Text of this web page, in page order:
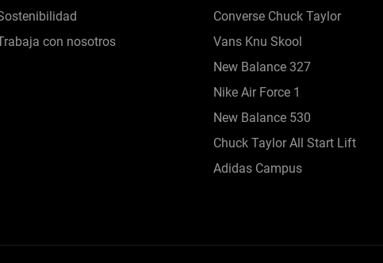
con nosotros
Converse Chuck Taylor
Vans Knu Skool
New Balance 327
Nike Air Force 1
New Balance 530
Chuck Taylor All Start Lift
Adidas Campus